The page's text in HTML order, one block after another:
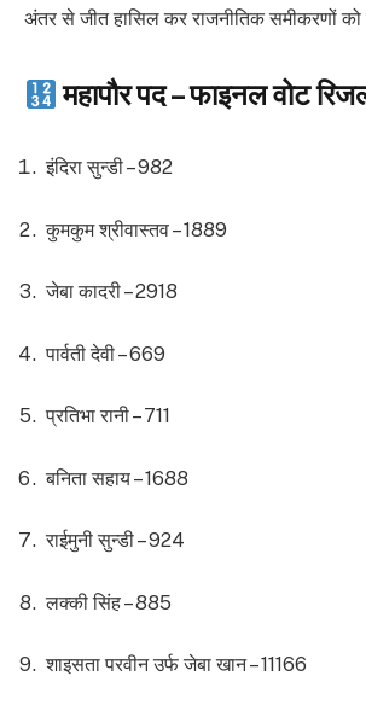
अंतर से जीत हासिल कर राजनीतिक समीकरणों को
महापौर पद – फाइनल वोट
इंदिरा सुन्डी – 982
कुमकुम श्रीवास्तव – 1889
जेबा कादरी – 2918
पार्वती देवी – 669
प्रतिभा रानी – 711
बनिता सहाय – 1688
राईमुनी सुन्डी – 924
लक्की सिंह – 885
शाइसता परवीन उर्फ जेबा खान – 11166